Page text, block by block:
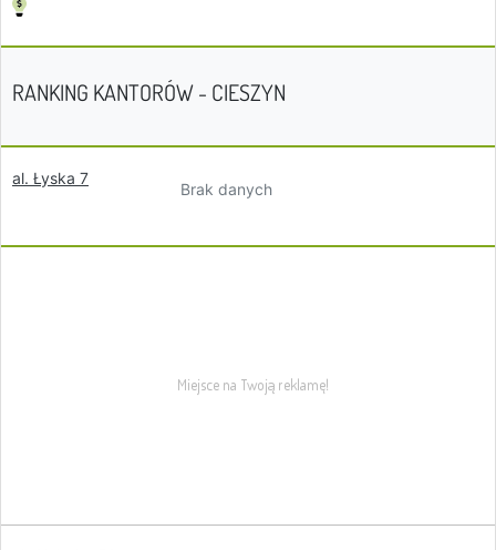
RANKING KANTORÓW - CIESZYN
al. Łyska 7
Brak danych